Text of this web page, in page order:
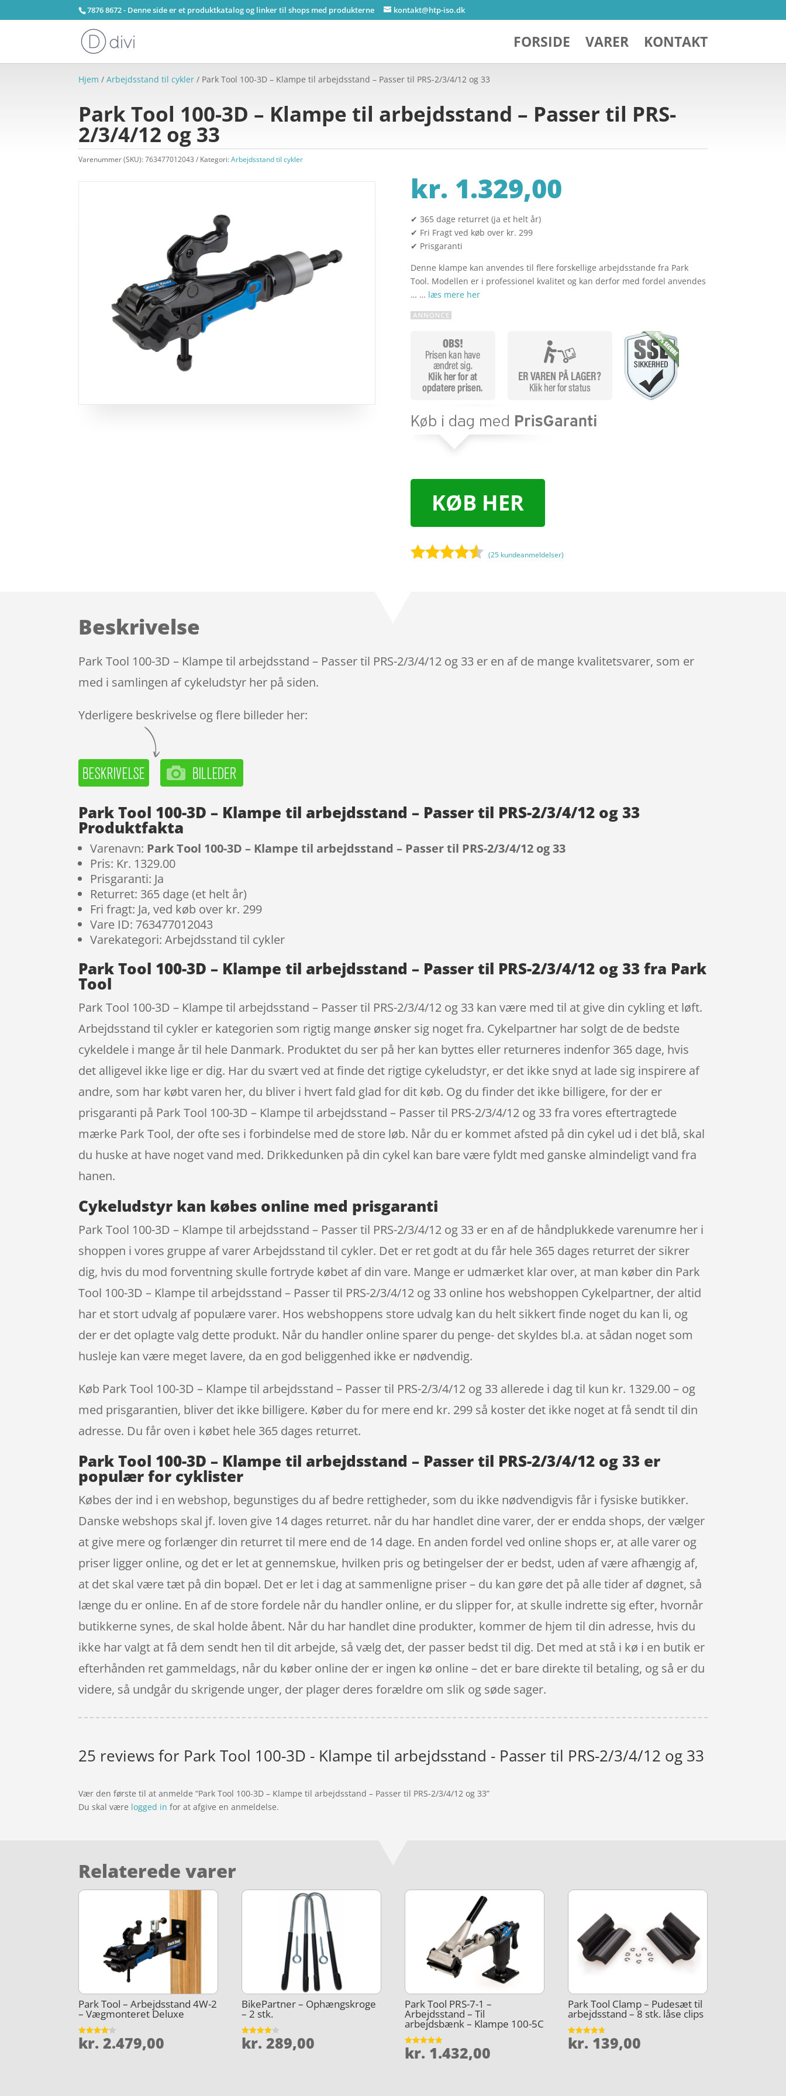
7876 8672 - Denne side er et produktkatalog og linker til shops med produkterne kontakt@htp-iso.dk
FORSIDE VARER KONTAKT
Hjem /Arbejdsstand til cykler / Park Tool 100-3D – Klampe til arbejdsstand – Passer til PRS-2/3/4/12 og 33
Park Tool 100-3D – Klampe til arbejdsstand – Passer til PRS-
2/3/4/12 og 33
Varenummer (SKU):763477012043 Kategori:Arbejdsstand til cykler
kr. 1.329,00
✔ 365 dage returret (ja et helt år)
✔ Fri Fragt ved køb over kr. 299
✔ Prisgaranti
Denne klampe kan anvendes til flere forskellige arbejdsstande fra Park
Tool. Modellen er i professionel kvalitet og kan derfor med fordel anvendes
… … læs mere her
KØB HER
mmelser
(25 kundeanmeldelser)
Beskrivelse
Park Tool 100-3D – Klampe til arbejdsstand – Passer til PRS-2/3/4/12 og 33 er en af de mange kvalitetsvarer, som er
med i samlingen af cykeludstyr her på siden.
Yderligere beskrivelse og flere billeder her:
Park Tool 100-3D – Klampe til arbejdsstand – Passer til PRS-2/3/4/12 og 33
Produktfakta
Varenavn: Park Tool 100-3D – Klampe til arbejdsstand – Passer til PRS-2/3/4/12 og 33
Pris: Kr. 1329.00
Prisgaranti: Ja
Returret: 365 dage (et helt år)
Fri fragt: Ja, ved køb over kr. 299
Vare ID: 763477012043
Varekategori: Arbejdsstand til cykler
Park Tool 100-3D – Klampe til arbejdsstand – Passer til PRS-2/3/4/12 og 33 fra Park
Tool
Park Tool 100-3D – Klampe til arbejdsstand – Passer til PRS-2/3/4/12 og 33 kan være med til at give din cykling et løft.
Arbejdsstand til cykler er kategorien som rigtig mange ønsker sig noget fra. Cykelpartner har solgt de de bedste
cykeldele i mange år til hele Danmark. Produktet du ser på her kan byttes eller returneres indenfor 365 dage, hvis
det alligevel ikke lige er dig. Har du svært ved at finde det rigtige cykeludstyr, er det ikke snyd at lade sig inspirere af
andre, som har købt varen her, du bliver i hvert fald glad for dit køb. Og du finder det ikke billigere, for der er
prisgaranti på Park Tool 100-3D – Klampe til arbejdsstand – Passer til PRS-2/3/4/12 og 33 fra vores eftertragtede
mærke Park Tool, der ofte ses i forbindelse med de store løb. Når du er kommet afsted på din cykel ud i det blå, skal
du huske at have noget vand med. Drikkedunken på din cykel kan bare være fyldt med ganske almindeligt vand fra
hanen.
Cykeludstyr kan købes online med prisgaranti
Park Tool 100-3D – Klampe til arbejdsstand – Passer til PRS-2/3/4/12 og 33 er en af de håndplukkede varenumre her i
shoppen i vores gruppe af varer Arbejdsstand til cykler. Det er ret godt at du får hele 365 dages returret der sikrer
dig, hvis du mod forventning skulle fortryde købet af din vare. Mange er udmærket klar over, at man køber din Park
Tool 100-3D – Klampe til arbejdsstand – Passer til PRS-2/3/4/12 og 33 online hos webshoppen Cykelpartner, der altid
har et stort udvalg af populære varer. Hos webshoppens store udvalg kan du helt sikkert finde noget du kan li, og
der er det oplagte valg dette produkt. Når du handler online sparer du penge- det skyldes bl.a. at sådan noget som
husleje kan være meget lavere, da en god beliggenhed ikke er nødvendig.
Køb Park Tool 100-3D – Klampe til arbejdsstand – Passer til PRS-2/3/4/12 og 33 allerede i dag til kun kr. 1329.00 – og
med prisgarantien, bliver det ikke billigere. Køber du for mere end kr. 299 så koster det ikke noget at få sendt til din
adresse. Du får oven i købet hele 365 dages returret.
Park Tool 100-3D – Klampe til arbejdsstand – Passer til PRS-2/3/4/12 og 33 er
populær for cyklister
Købes der ind i en webshop, begunstiges du af bedre rettigheder, som du ikke nødvendigvis får i fysiske butikker.
Danske webshops skal jf. loven give 14 dages returret. når du har handlet dine varer, der er endda shops, der vælger
at give mere og forlænger din returret til mere end de 14 dage. En anden fordel ved online shops er, at alle varer og
priser ligger online, og det er let at gennemskue, hvilken pris og betingelser der er bedst, uden af være afhængig af,
at det skal være tæt på din bopæl. Det er let i dag at sammenligne priser – du kan gøre det på alle tider af døgnet, så
længe du er online. En af de store fordele når du handler online, er du slipper for, at skulle indrette sig efter, hvornår
butikkerne synes, de skal holde åbent. Når du har handlet dine produkter, kommer de hjem til din adresse, hvis du
ikke har valgt at få dem sendt hen til dit arbejde, så vælg det, der passer bedst til dig. Det med at stå i kø i en butik er
efterhånden ret gammeldags, når du køber online der er ingen kø online – det er bare direkte til betaling, og så er du
videre, så undgår du skrigende unger, der plager deres forældre om slik og søde sager.
25 reviews for Park Tool 100-3D - Klampe til arbejdsstand - Passer til PRS-2/3/4/12 og 33
Vær den første til at anmelde “Park Tool 100-3D – Klampe til arbejdsstand – Passer til PRS-2/3/4/12 og 33”
Du skal være logged in for at afgive en anmeldelse.
Relaterede varer
Park Tool – Arbejdsstand 4W-2
– Vægmonteret Deluxe
Vurderet
4.1
kr. 2.479,00
BikePartner – Ophængskroge
– 2 stk.
Vurderet
3.9
kr. 289,00
Park Tool PRS-7-1 –
Arbejdsstand – Til
arbejdsbænk – Klampe 100-5C
Vurderet
4.8
kr. 1.432,00
Park Tool Clamp – Pudesæt til
arbejdsstand – 8 stk. låse clips
Vurderet
4.7
kr. 139,00